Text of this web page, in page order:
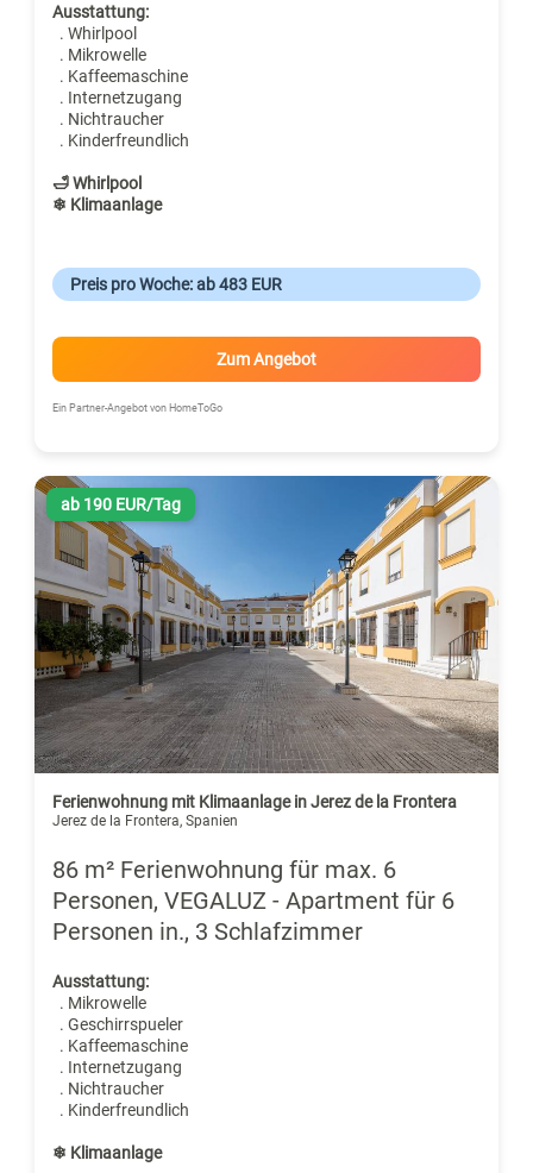
Ausstattung:
. Whirlpool
. Mikrowelle
. Kaffeemaschine
. Internetzugang
. Nichtraucher
. Kinderfreundlich
🛁 Whirlpool
❄ Klimaanlage
Preis pro Woche: ab 483 EUR
Zum Angebot
Ein Partner-Angebot von HomeToGo
ab 190 EUR/Tag
Ferienwohnung mit Klimaanlage in Jerez de la Frontera
Jerez de la Frontera, Spanien
86 m² Ferienwohnung für max. 6
Personen, VEGALUZ - Apartment für 6
Personen in., 3 Schlafzimmer
Ausstattung:
. Mikrowelle
. Geschirrspueler
. Kaffeemaschine
. Internetzugang
. Nichtraucher
. Kinderfreundlich
❄ Klimaanlage